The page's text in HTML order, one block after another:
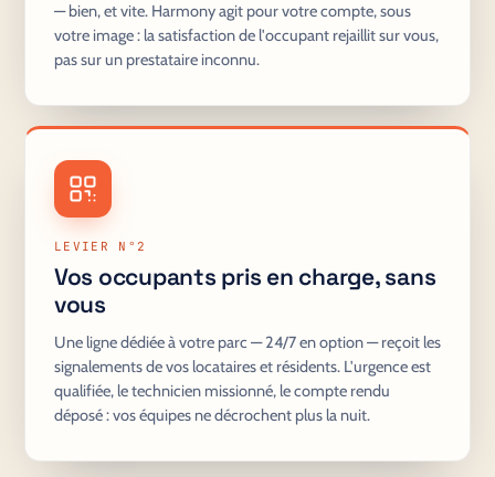
— bien, et vite. Harmony agit pour votre compte, sous
votre image : la satisfaction de l'occupant rejaillit sur vous,
pas sur un prestataire inconnu.
LEVIER N°2
Vos occupants pris en charge, sans
vous
Une ligne dédiée à votre parc — 24/7 en option — reçoit les
signalements de vos locataires et résidents. L'urgence est
qualifiée, le technicien missionné, le compte rendu
déposé : vos équipes ne décrochent plus la nuit.